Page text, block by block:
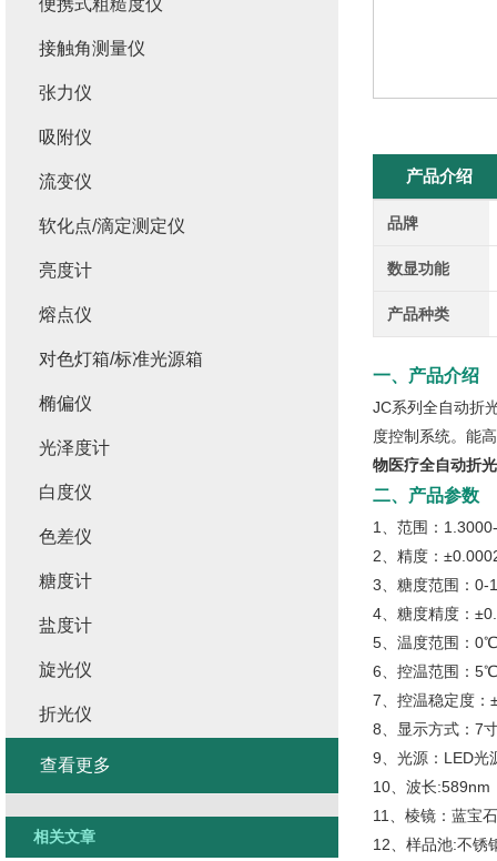
产品介绍
品牌
数显功能
产品种类
一、产品介绍
JC系列全自动折
度控制系统。能
物医疗全自动折
二、产品参数
1、范围：
2、精度：
3、糖度范围：0-
4、糖度精度：
5、温度范围：
6、控温范围：
7、控温稳定度
8、显示方式：7
9、光源：LED光
10、波长:589nm
11、棱镜：蓝宝
12、样品池:不锈
便携式粗糙度仪
接触角测量仪
张力仪
吸附仪
流变仪
软化点/滴定测定仪
亮度计
熔点仪
对色灯箱/标准光源箱
椭偏仪
光泽度计
白度仪
色差仪
糖度计
盐度计
旋光仪
折光仪
查看更多
相关文章